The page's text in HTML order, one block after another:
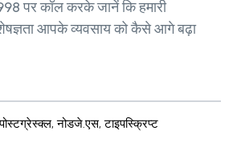
पर कॉल करके जानें कि हमारी
आपके व्यवसाय को कैसे आगे बढ़ा
पोस्टग्रेस्क्ल,नोडजे.एस,टाइपस्क्रिप्ट